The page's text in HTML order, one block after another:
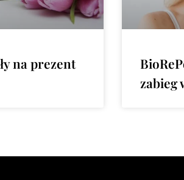
na prezent
zabieg